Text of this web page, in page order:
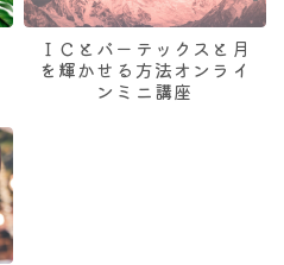
ＩＣとバーテックスと月
を輝かせる方法オンライ
ンミニ講座